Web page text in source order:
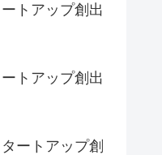
トアップ創出
トアップ創出
ートアップ創